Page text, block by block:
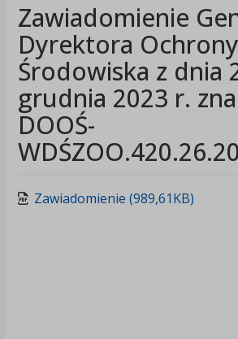
Zawiadomienie
Dyrektora Ochrony
Środowiska z dnia
grudnia 2023 r.
DOOŚ-
Zawiadomienie (989,61KB)